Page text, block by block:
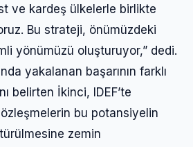
ve kardeş ülkelerle birlikte
Bu strateji, önümüzdeki
yönümüzü oluşturuyor,” dedi.
yakalanan başarının farklı
belirten İkinci, IDEF’te
bu potansiyelin
zemin